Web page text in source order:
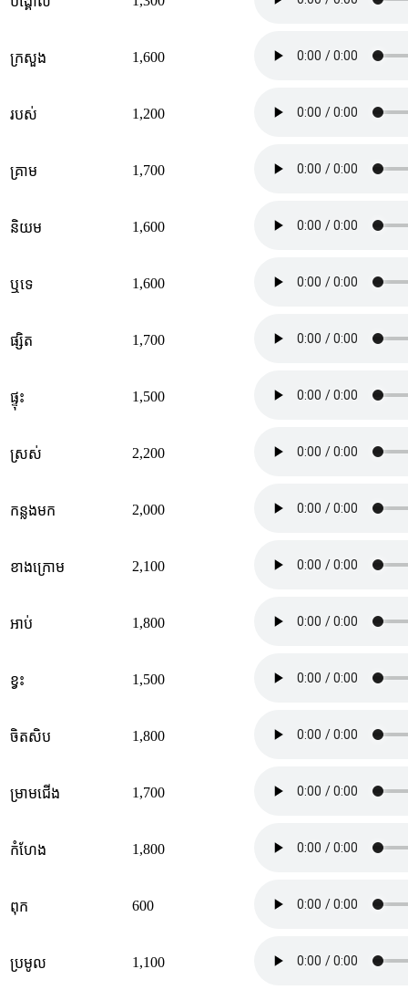
ក្រសួង 1,600
របស់ 1,200
គ្រាម 1,700
និយម 1,600
ឬទេ 1,600
ផ្សិត 1,700
ផ្ទុះ 1,500
ស្រស់ 2,200
កន្លងមក 2,000
ខាងក្រោម 2,100
អាប់ 1,800
ខ្វះ 1,500
ចិតសិប 1,800
ម្រាមជើង 1,700
កំហែង 1,800
ពុក 600
ប្រមូល 1,100